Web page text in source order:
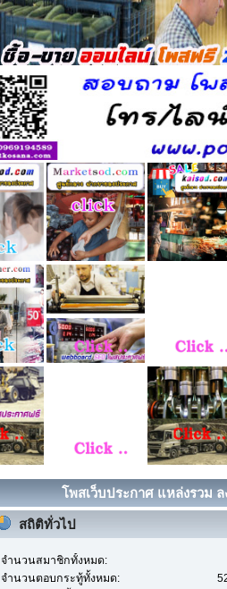
โพสเว็บประกาศ แหล่งรวม
สถิติทั่วไป
จำนวนสมาชิกทั้งหมด:
จำนวนตอบกระทู้ทั้งหมด: